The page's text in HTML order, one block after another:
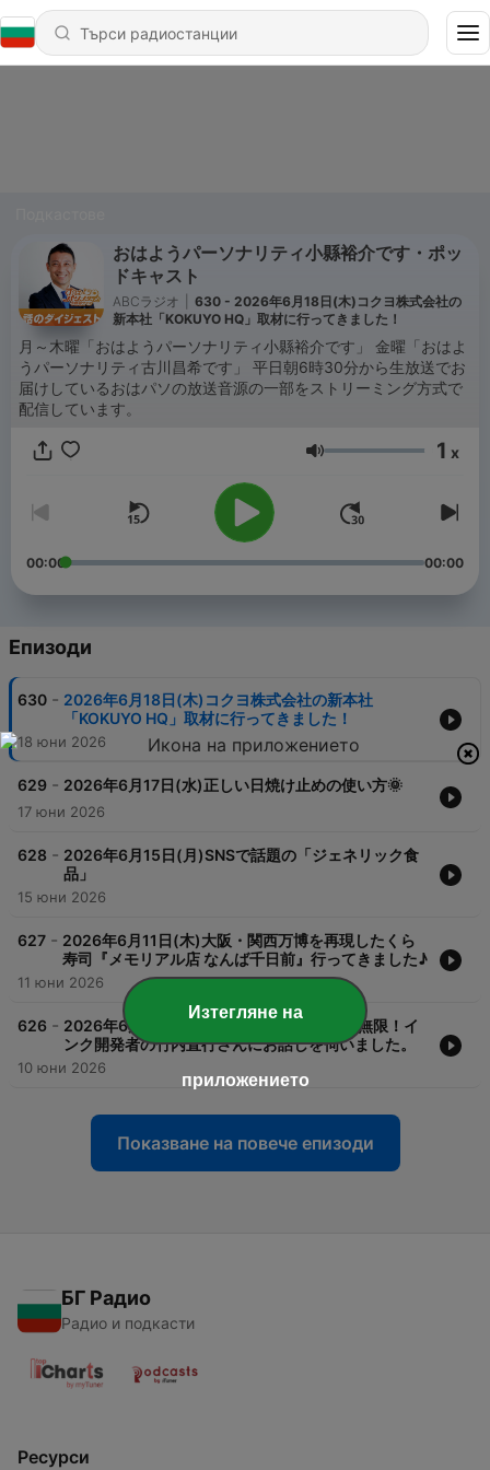
おはようパーソナリティ小縣裕介です・ポッ
ドキャスト
ABCラジオ
630 - 2026年6月18日(木)コクヨ株式会社の
新本社「KOKUYO HQ」取材に行ってきました！
月～木曜「おはようパーソナリティ小縣裕介です」 金曜「おはよ
うパーソナリティ古川昌希です」 平日朝6時30分から生放送でお
届けしているおはパソの放送音源の一部をストリーミング方式で
配信しています。
Сила на звука
1 x
00:00 00:00
Епизоди
630 - 2026年6月18日(木)コクヨ株式会社の新本社
「KOKUYO HQ」取材に行ってきました！
18 юни 2026
629 - 2026年6月17日(水)正しい日焼け止めの使い方🌞
17 юни 2026
628 - 2026年6月15日(月)SNSで話題の「ジェネリック食
品」
15 юни 2026
627 - 2026年6月11日(木)大阪・関西万博を再現したくら
寿司『メモリアル店 なんば千日前』行ってきました♪
11 юни 2026
626 - 2026年6月10日(水)万年筆のインクの色は無限！イ
ンク開発者の竹内直行さんにお話しを伺いました。
10 юни 2026
Показване на повече епизоди
БГ Радио
Радио и подкасти
Ресурси
Изтегляне на
приложението